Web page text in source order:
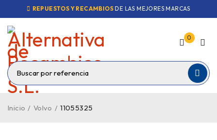
REPUESTOS Y RECAMBIOS DE LAS MEJORES MARCAS
0
Inicio / Volvo / 11055325